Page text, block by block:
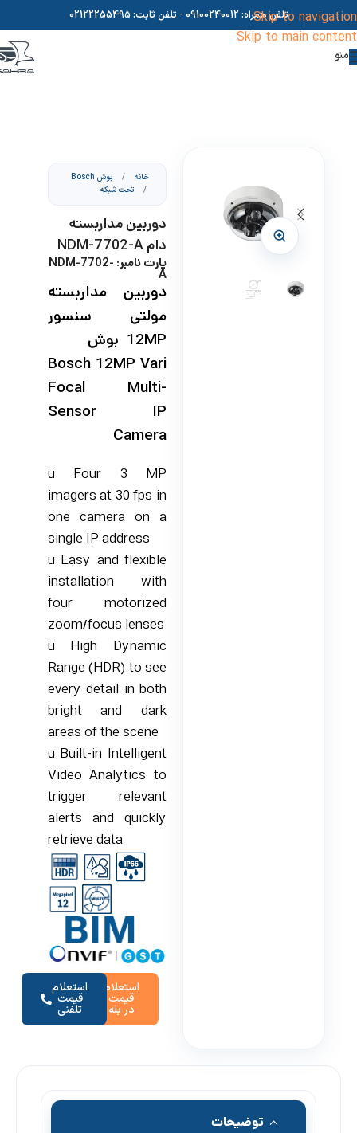
Skip to navigation
Skip to main content
تلفن همراه: 09100240012 - تلفن ثابت: 02122255495
منو
خانه /
بوش Bosch
/
تحت شبکه
دوربین مداربسته
دام NDM-7702-A
پارت نامبر: NDM-7702-
A
دوربین مداربسته
مولتی سنسور
12MP بوش
Bosch 12MP Vari
Focal Multi-
Sensor IP
Camera
u Four 3 MP
imagers at 30 fps in
one camera on a
single IP address
u Easy and flexible
installation with
four motorized
zoom/focus lenses
u High Dynamic
Range (HDR) to see
every detail in both
bright and dark
areas of the scene
u Built-in Intelligent
Video Analytics to
trigger relevant
alerts and quickly
retrieve data
استعلام
قیمت
در بله
استعلام
قیمت
تلفنی
توضیحات